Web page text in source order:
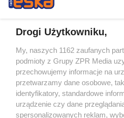
Drogi Użytkowniku,
My, naszych 1162 zaufanych
podmioty z Grupy ZPR Media
przechowujemy informacje na
przetwarzamy dane osobowe,
identyfikatory, standardowe
urządzenie czy dane
spersonalizowanych reklam,